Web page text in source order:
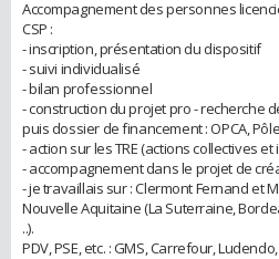
Accompagnement des personnes
CSP :
- inscription, présentation du dispositif
- suivi individualisé
- bilan professionnel
- construction du projet pro - recherche
puis dossier de financement : OPCA,
- action sur les TRE (actions collectives
- accompagnement dans le projet de
- je travaillais sur : Clermont Fernand et
Nouvelle Aquitaine (La Suterraine,
..).
PDV, PSE, etc. : GMS, Carrefour,